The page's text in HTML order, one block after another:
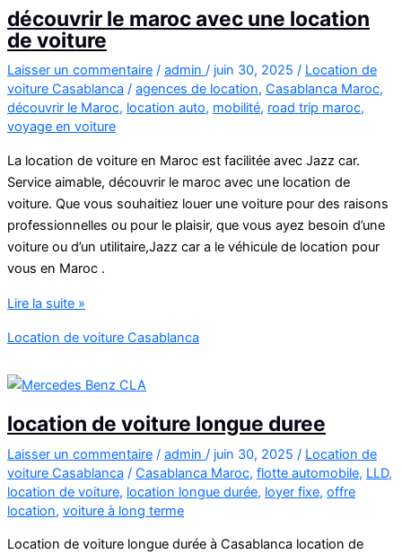
découvrir le maroc avec une location
de voiture
Laisser un commentaire / admin / juin 30, 2025 / Location de
voiture Casablanca / agences de location, Casablanca Maroc,
découvrir le Maroc, location auto, mobilité, road trip maroc,
voyage en voiture
La location de voiture en Maroc est facilitée avec Jazz car.
Service aimable, découvrir le maroc avec une location de
voiture. Que vous souhaitiez louer une voiture pour des raisons
professionnelles ou pour le plaisir, que vous ayez besoin d’une
voiture ou d’un utilitaire,Jazz car a le véhicule de location pour
vous en Maroc .
découvrir
maroc
une
de
voiture
Lire la suite »
Location de voiture Casablanca
location de voiture longue duree
Laisser un commentaire / admin / juin 30, 2025 / Location de
voiture Casablanca / Casablanca Maroc, flotte automobile, LLD,
location de voiture, location longue durée, loyer fixe, offre
location, voiture à long terme
Location de voiture longue durée à Casablanca location de